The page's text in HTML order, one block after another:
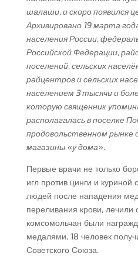
шалаши, и скоро появился
Архивировано 19 марта
населения России,
Российской Федерации,
поселений, сельских
райцентров и сельских
населением 3 тысячи и
которую священник
располагалась в поселке
продовольственном
магазины «у дома».
Первые врачи не только
игл против цинги и куриной
людей после нападения
переливания крови,
комсомольчан были
медалями, 18 человек
Советского Союза.